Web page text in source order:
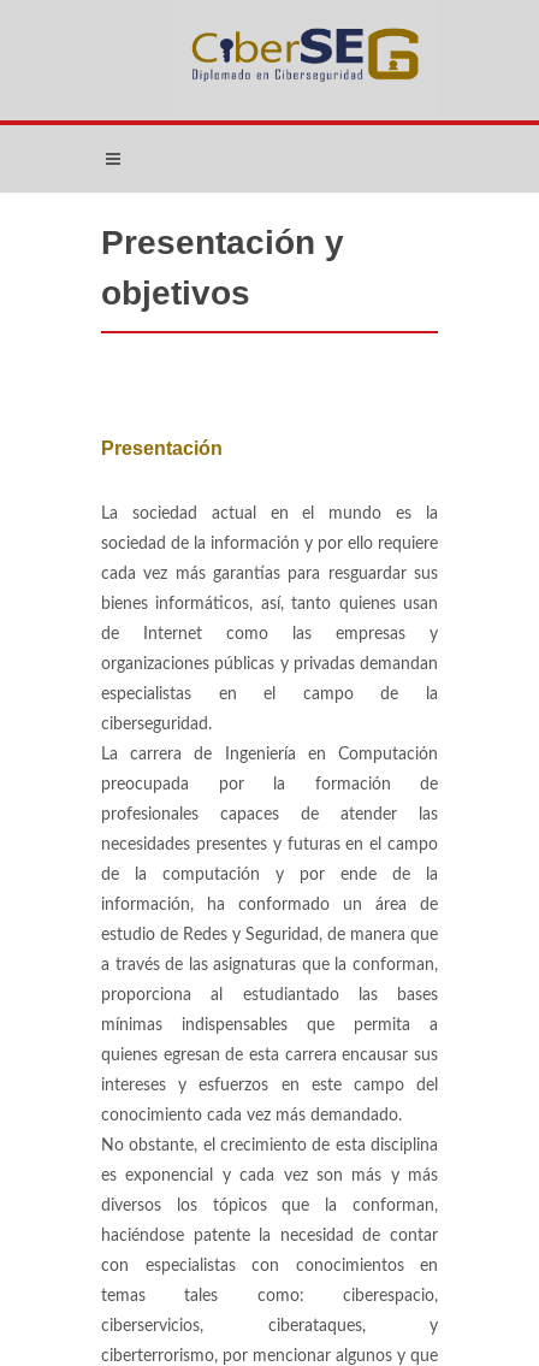
Presentación y
objetivos
Presentación
La sociedad actual en el mundo es la
sociedad de la información y por ello requiere
cada vez más garantías para resguardar sus
bienes informáticos, así, tanto quienes usan
de Internet como las empresas y
organizaciones públicas y privadas demandan
especialistas en el campo de la
ciberseguridad.
La carrera de Ingeniería en Computación
preocupada por la formación de
profesionales capaces de atender las
necesidades presentes y futuras en el campo
de la computación y por ende de la
información, ha conformado un área de
estudio de Redes y Seguridad, de manera que
a través de las asignaturas que la conforman,
proporciona al estudiantado las bases
mínimas indispensables que permita a
quienes egresan de esta carrera encausar sus
intereses y esfuerzos en este campo del
conocimiento cada vez más demandado.
No obstante, el crecimiento de esta disciplina
es exponencial y cada vez son más y más
diversos los tópicos que la conforman,
haciéndose patente la necesidad de contar
con especialistas con conocimientos en
temas tales como: ciberespacio,
ciberservicios, ciberataques, y
ciberterrorismo, por mencionar algunos y que